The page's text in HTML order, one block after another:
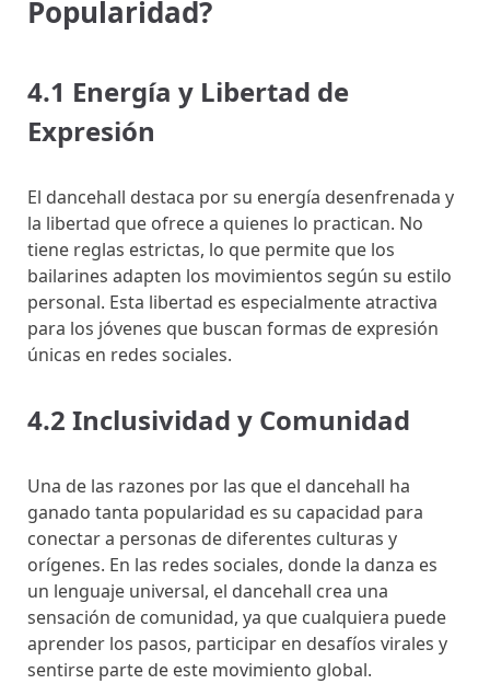
Popularidad?
4.1 Energía y Libertad de
Expresión
El dancehall destaca por su energía desenfrenada y
la libertad que ofrece a quienes lo practican. No
tiene reglas estrictas, lo que permite que los
bailarines adapten los movimientos según su estilo
personal. Esta libertad es especialmente atractiva
para los jóvenes que buscan formas de expresión
únicas en redes sociales.
4.2 Inclusividad y Comunidad
Una de las razones por las que el dancehall ha
ganado tanta popularidad es su capacidad para
conectar a personas de diferentes culturas y
orígenes. En las redes sociales, donde la danza es
un lenguaje universal, el dancehall crea una
sensación de comunidad, ya que cualquiera puede
aprender los pasos, participar en desafíos virales y
sentirse parte de este movimiento global.